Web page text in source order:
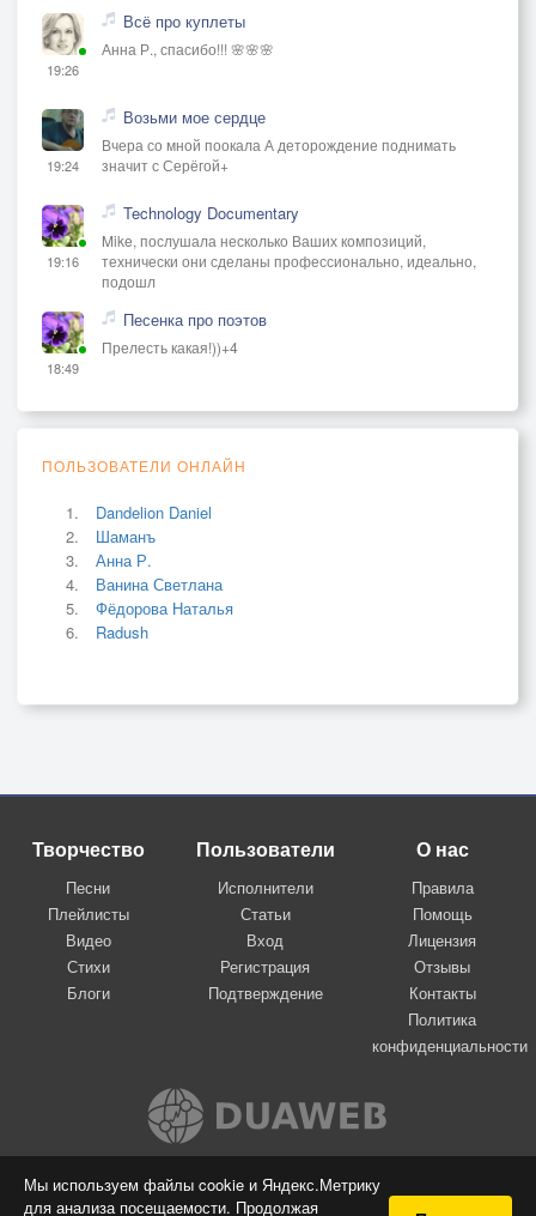
Мы используем файлы cookie и Яндекс.Метрику
для анализа посещаемости. Продолжая
19:26
Всё про куплеты
Анна Р., спасибо!!! 🌸🌸🌸
19:24
Возьми мое сердце
Вчера со мной поокала А деторождение поднимать
значит с Серёгой+
19:16
Technology Documentary
Mike, послушала несколько Ваших композиций,
технически они сделаны профессионально, идеально,
подошл
18:49
Песенка про поэтов
Прелесть какая!))+4
ПОЛЬЗОВАТЕЛИ ОНЛАЙН
Dandelion Daniel
Шаманъ
Анна Р.
Ванина Светлана
Фёдорова Наталья
Radush
Творчество
Песни
Плейлисты
Видео
Стихи
Блоги
Пользователи
Исполнители
Статьи
Вход
Регистрация
Подтверждение
О нас
Правила
Помощь
Лицензия
Отзывы
Контакты
Политика
конфиденциальности
Вконтакте
© 2009-2026 Я-пою